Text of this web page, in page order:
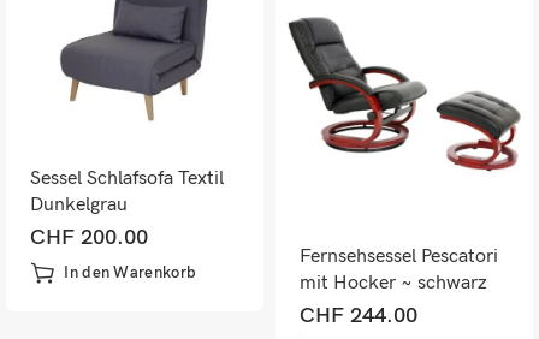
Sessel Schlafsofa Textil
Dunkelgrau
CHF 200.00
In den Warenkorb
Fernsehsessel Pescatori
mit Hocker ~ schwarz
CHF 244.00